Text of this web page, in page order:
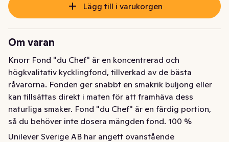
Lägg till i varukorgen
Om varan
Knorr Fond "du Chef" är en koncentrerad och
högkvalitativ kycklingfond, tillverkad av de bästa
råvarorna. Fonden ger snabbt en smakrik buljong eller
kan tillsättas direkt i maten för att framhäva dess
naturliga smaker. Fond "du Chef" är en färdig portion,
så du behöver inte dosera mängden fond. 100 %
naturliga ingredienser. I köket är allt redo –
Unilever Sverige AB har angett ovanstående